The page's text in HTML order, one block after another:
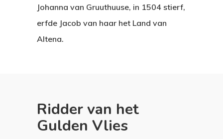
Johanna van Gruuthuuse, in 1504 stierf,
erfde Jacob van haar het Land van
Altena.
Ridder van het
Gulden Vlies